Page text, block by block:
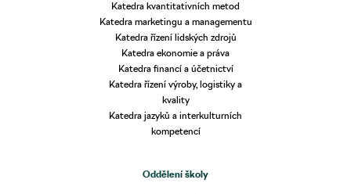
Katedra kvantitativních metod
Katedra marketingu a managementu
Katedra řízení lidských zdrojů
Katedra ekonomie a práva
Katedra financí a účetnictví
Katedra řízení výroby, logistiky a
kvality
Katedra jazyků a interkulturních
kompetencí
Oddělení školy